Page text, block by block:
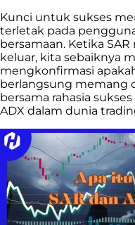
Kunci untuk sukses
terletak pada
bersamaan. Ketika
keluar, kita sebaiknya
mengkonfirmasi
berlangsung memang
bersama rahasia
ADX dalam dunia